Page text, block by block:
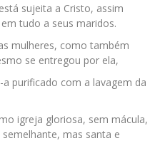
sujeita a Cristo, assim
tudo a seus maridos.
mulheres, como também
se entregou por ela,
purificado com a lavagem da
igreja gloriosa, sem mácula,
mas santa e